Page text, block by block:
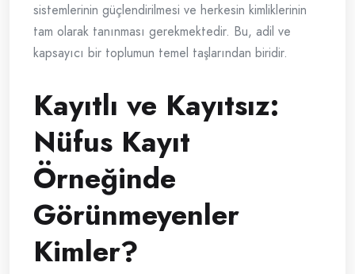
sistemlerinin güçlendirilmesi ve herkesin kimliklerinin
tam olarak tanınması gerekmektedir. Bu, adil ve
kapsayıcı bir toplumun temel taşlarından biridir.
Kayıtlı ve Kayıtsız:
Nüfus Kayıt
Örneğinde
Görünmeyenler
Kimler?